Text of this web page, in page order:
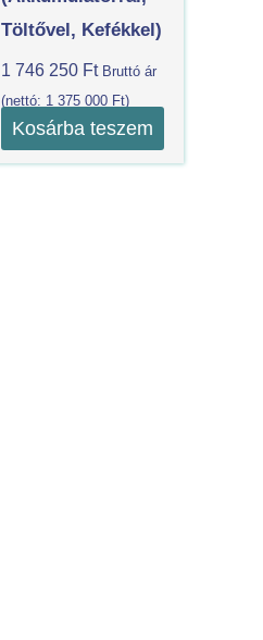
Töltővel, Kefékkel)
1 746 250 Ft Bruttó ár
(nettó: 1 375 000 Ft)
Kosárba teszem